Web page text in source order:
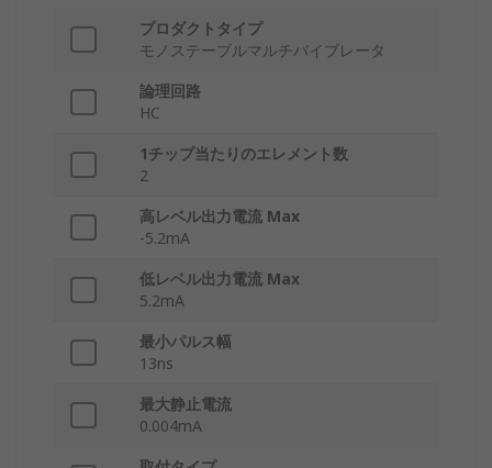
プロダクトタイプ
モノステーブルマルチバイブレータ
論理回路
HC
1チップ当たりのエレメント数
2
高レベル出力電流 Max
-5.2mA
低レベル出力電流 Max
5.2mA
最小パルス幅
13ns
最大静止電流
0.004mA